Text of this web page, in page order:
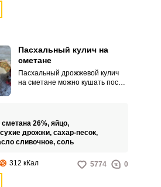
Пасхальный кулич на
сметане
Пасхальный дрожжевой кулич
на сметане можно кушать после
горячим чаем. Белки от яиц
можно использовать в безе или
заморозить.
сметана 26%, яйцо,
сухие дрожжи, сахар-песок,
сливочное, соль
312 кКал 5774 0